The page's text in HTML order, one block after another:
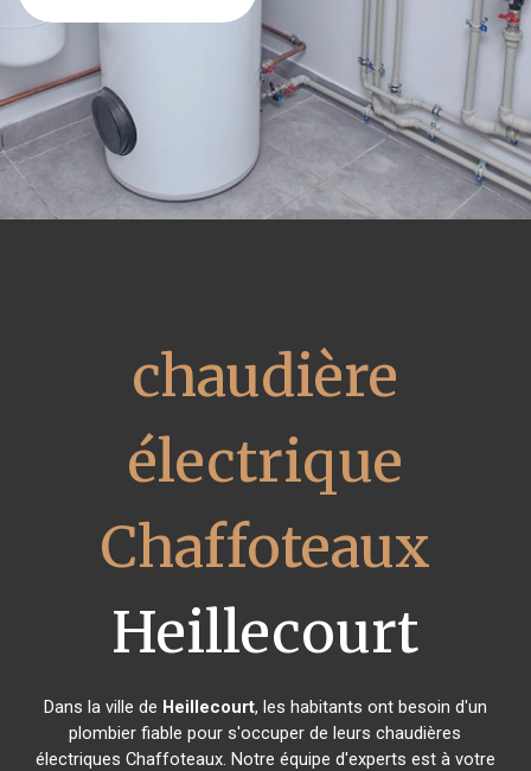
chaudière
électrique
Chaffoteaux
Heillecourt
Dans la ville de Heillecourt, les habitants ont besoin d'un
plombier fiable pour s'occuper de leurs chaudières
électriques Chaffoteaux. Notre équipe d'experts est à votre